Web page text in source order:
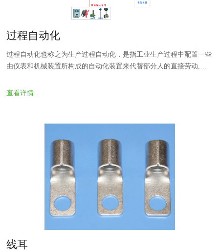
过程自动化
过程自动化也称之为生产过程自动化，是指工业生产过程中配置一些
由仪表和机械装置所构成的自动化装置来代替部分人的直接劳动,使
查看详情
线耳